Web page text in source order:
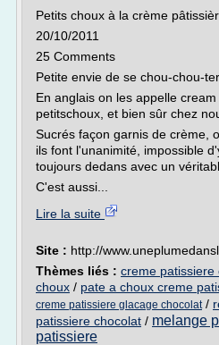
Petits choux à la crème
20/10/2011
25 Comments
Petite envie de se chou-chou-
En anglais on les appelle
petitschoux, et bien sûr chez
Sucrés façon garnis de crème,
ils font l'unanimité, impossible
toujours dedans avec un
C'est aussi...
Lire la suite
Site : http://
Thèmes liés : creme
choux / pate a choux creme
creme patissiere glacage chocolat/
patissiere chocolat / melange
patissiere